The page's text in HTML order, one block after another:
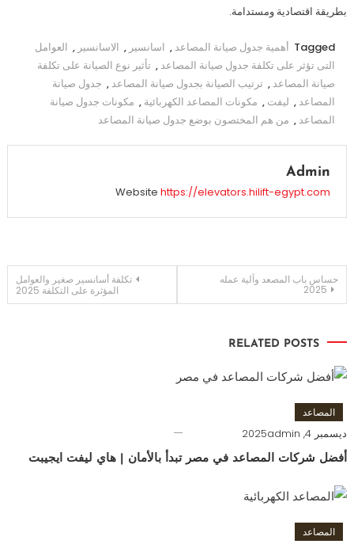
بطريقة اقتصادية ومستدامة.
Tagged أهمية جدول صيانة المصاعد , اسانسير , الاسانسير , العوامل
التى تؤثر على تكلفة جدول صيانة المصاعد , تأثير نوع الصيانة على تكلفة
صيانة المصاعد , ترتيب الصيانة بجدول صيانة المصاعد , جدول صيانة
المصاعد , ليفت , مكونات المصاعد الكهربائية , مكونات جدول صيانة
المصاعد , من هم المختصون بوضع جدول صيانة المصاعد
Admin
Website https://elevators.hilift-egypt.com
تصفّح
تكلفة أسانسير صغير والعوامل
المؤثرة على التكلفة 2025
حساس باب المصعد وآلية عمله
2025
RELATED POSTS
المصاعد
ديسمبر 4, 2025 admin
أفضل شركات المصاعد في مصر تبدأ بالأمان | هاي ليفت ايجيبت
المصاعد